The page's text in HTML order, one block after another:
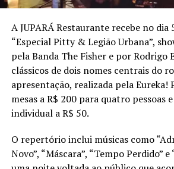
falar de uma forma doce e lúdica com
universo simbólico e metafórico.”,
que chama a atenção pelo fato de a
mulheres em um mundo que tem a
seja na política, nas artes, na
“Eu Capitu” foi aprovado na Seleção
e conta com recursos através da Lei
Incentivo à Cultura, do Ministério da
Horizonte e São Luís, com lotação
Rio Branco segue para Porto Velho,
A JUPARÁ Restaurante recebe no dia
“Especial Pitty & Legião Urbana”,
pela Banda The Fisher e por Rodrigo
clássicos de dois nomes centrais do
apresentação, realizada pela Eureka!
mesas a R$ 200 para quatro pessoas
individual a R$ 50.
O repertório inclui músicas como
Novo”, “Máscara”, “Tempo Perdido” e